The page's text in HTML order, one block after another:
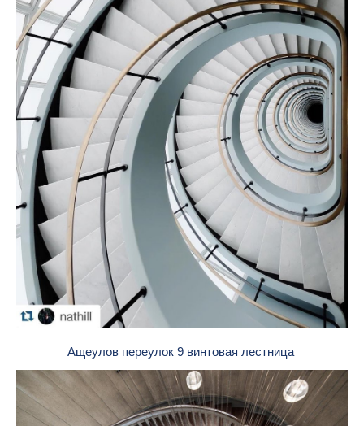
Ащеулов переулок 9 винтовая лестница